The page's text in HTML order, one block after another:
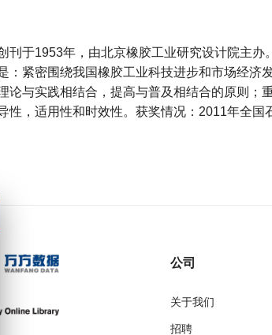
刊于1953年，由北京橡胶工业研究设计院主办。
：紧密围绕我国橡胶工业科技进步和市场经济
论与实践相结合，提高与普及相结合的原则；
性，适用性和时效性。获奖情况：2011年全国
公司
关于我们
招聘